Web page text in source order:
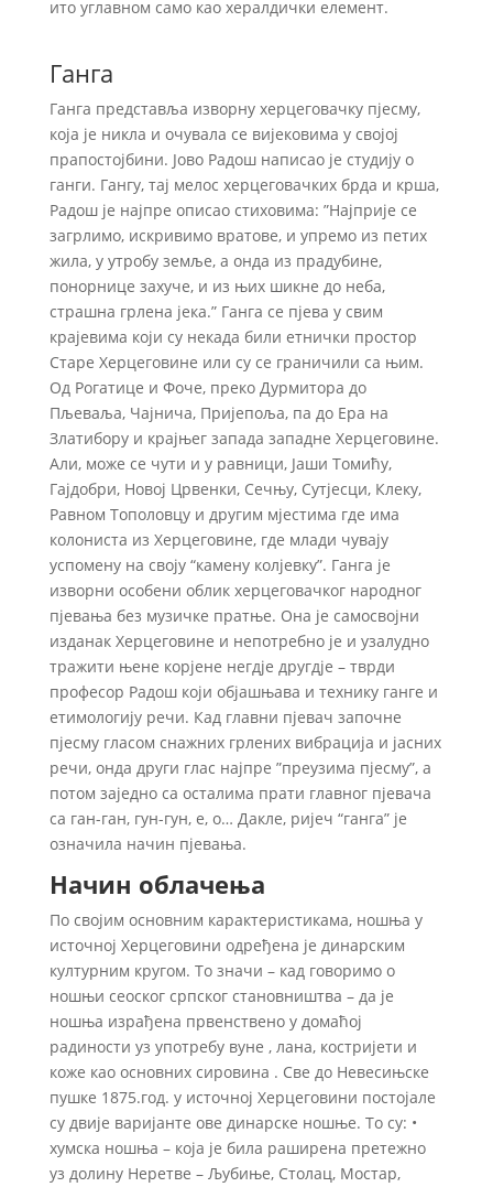
ито углавном само као хералдички елемент.
Ганга
Ганга представља изворну херцеговачку пјесму,
која је никла и очувала се вијековима у својој
прапостојбини. Јово Радош написао је студију о
ганги. Гангу, тај мелос херцеговачких брда и крша,
Радош је најпре описао стиховима: ”Најприје се
загрлимо, искривимо вратове, и упремо из петих
жила, у утробу земље, а онда из прадубине,
понорнице захуче, и из њих шикне до неба,
страшна грлена јека.” Ганга се пјева у свим
крајевима који су некада били етнички простор
Старе Херцеговине или су се граничили са њим.
Од Рогатице и Фоче, преко Дурмитора до
Пљеваља, Чајнича, Пријепоља, па до Ера на
Златибору и крајњег запада западне Херцеговине.
Али, може се чути и у равници, Јаши Томићу,
Гајдобри, Новој Црвенки, Сечњу, Сутјесци, Клеку,
Равном Тополовцу и другим мјестима где има
колониста из Херцеговине, где млади чувају
успомену на своју “камену колјевку”. Ганга је
изворни особени облик херцеговачког народног
пјевања без музичке пратње. Она је самосвојни
изданак Херцеговине и непотребно је и узалудно
тражити њене корјене негдје другдје – тврди
професор Радош који објашњава и технику ганге и
етимологију речи. Кад главни пјевач започне
пјесму гласом снажних грлених вибрација и јасних
речи, онда други глас најпре ”преузима пјесму”, а
потом заједно са осталима прати главног пјевача
са ган-ган, гун-гун, е, о… Дакле, ријеч “ганга” је
означила начин пјевања.
Начин облачења
По својим основним карактеристикама, ношња у
источној Херцеговини одређена је динарским
културним кругом. То значи – кад говоримо о
ношњи сеоског српског становништва – да је
ношња израђена првенствено у домаћој
радиности уз употребу вуне , лана, костријети и
коже као основних сировина . Све до Невесињске
пушке 1875.год. у источној Херцеговини постојале
су двије варијанте ове динарске ношње. То су: •
хумска ношња – која је била раширена претежно
уз долину Неретве – Љубиње, Столац, Мостар,